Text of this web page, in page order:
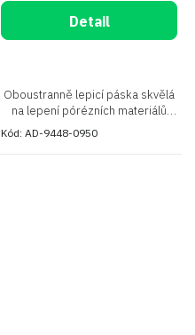
Detail
Oboustranně lepicí páska skvělá
na lepení pórézních materiálů
jako jsou pěny a textilie
Kód: AD-9448-0950